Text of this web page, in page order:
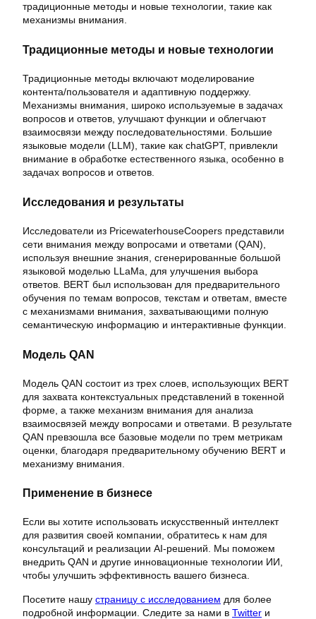
традиционные методы и новые технологии, такие как
механизмы внимания.
Традиционные методы и новые технологии
Традиционные методы включают моделирование
контента/пользователя и адаптивную поддержку.
Механизмы внимания, широко используемые в задачах
вопросов и ответов, улучшают функции и облегчают
взаимосвязи между последовательностями. Большие
языковые модели (LLM), такие как chatGPT, привлекли
внимание в обработке естественного языка, особенно в
задачах вопросов и ответов.
Исследования и результаты
Исследователи из PricewaterhouseCoopers представили
сети внимания между вопросами и ответами (QAN),
используя внешние знания, сгенерированные большой
языковой моделью LLaMa, для улучшения выбора
ответов. BERT был использован для предварительного
обучения по темам вопросов, текстам и ответам, вместе
с механизмами внимания, захватывающими полную
семантическую информацию и интерактивные функции.
Модель QAN
Модель QAN состоит из трех слоев, использующих BERT
для захвата контекстуальных представлений в токенной
форме, а также механизм внимания для анализа
взаимосвязей между вопросами и ответами. В результате
QAN превзошла все базовые модели по трем метрикам
оценки, благодаря предварительному обучению BERT и
механизму внимания.
Применение в бизнесе
Если вы хотите использовать искусственный интеллект
для развития своей компании, обратитесь к нам для
консультаций и реализации AI-решений. Мы поможем
внедрить QAN и другие инновационные технологии ИИ,
чтобы улучшить эффективность вашего бизнеса.
Посетите нашу страницу с исследованием для более
подробной информации. Следите за нами в Twitter и